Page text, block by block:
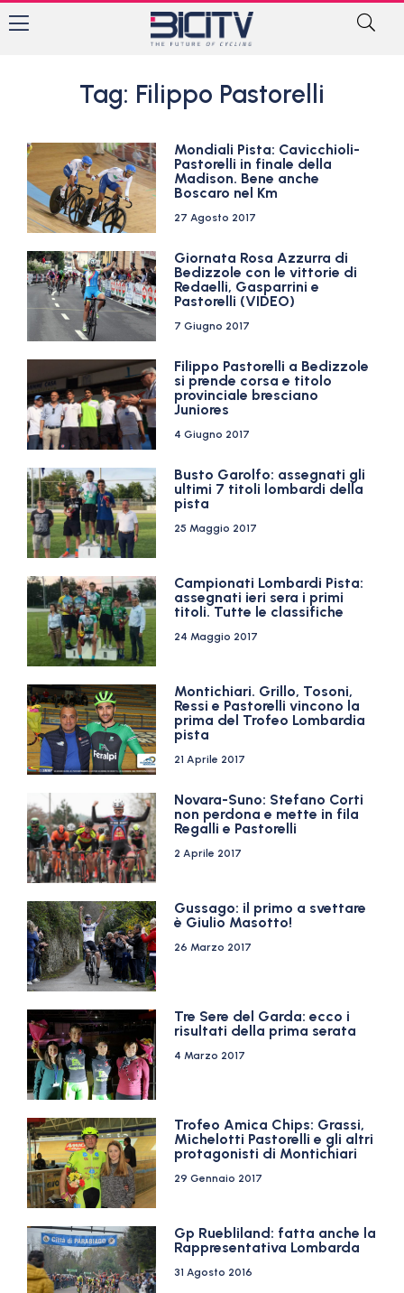
Tag: Filippo Pastorelli
Mondiali Pista: Cavicchioli-
Pastorelli in finale della
Madison. Bene anche
Boscaro nel Km
27 Agosto 2017
Giornata Rosa Azzurra di
Bedizzole con le vittorie di
Redaelli, Gasparrini e
Pastorelli (VIDEO)
7 Giugno 2017
Filippo Pastorelli a Bedizzole
si prende corsa e titolo
provinciale bresciano
Juniores
4 Giugno 2017
Busto Garolfo: assegnati gli
ultimi 7 titoli lombardi della
pista
25 Maggio 2017
Campionati Lombardi Pista:
assegnati ieri sera i primi
titoli. Tutte le classifiche
24 Maggio 2017
Montichiari. Grillo, Tosoni,
Ressi e Pastorelli vincono la
prima del Trofeo Lombardia
pista
21 Aprile 2017
Novara-Suno: Stefano Corti
non perdona e mette in fila
Regalli e Pastorelli
2 Aprile 2017
Gussago: il primo a svettare
è Giulio Masotto!
26 Marzo 2017
Tre Sere del Garda: ecco i
risultati della prima serata
4 Marzo 2017
Trofeo Amica Chips: Grassi,
Michelotti Pastorelli e gli altri
protagonisti di Montichiari
29 Gennaio 2017
Gp Ruebliland: fatta anche la
Rappresentativa Lombarda
31 Agosto 2016